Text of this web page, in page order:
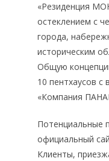
«Резиденция
остеклением с
города,
историческим
Общую
10 пентхаусов
«Компания
Потенциальные
официальный
Клиенты,